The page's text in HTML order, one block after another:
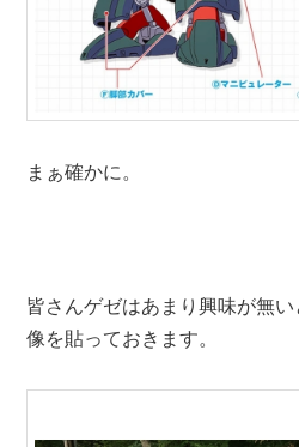
まぁ確かに。
皆さんゲゼはあまり興味が無
像を貼っておきます。